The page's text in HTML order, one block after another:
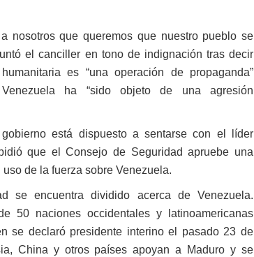
nosotros que queremos que nuestro pueblo se
el canciller en tono de indignación tras decir
es “una operación de propaganda”
ha “sido objeto de una agresión
está dispuesto a sentarse con el líder
que el Consejo de Seguridad apruebe una
de la fuerza sobre Venezuela.
se encuentra dividido acerca de Venezuela.
50 naciones occidentales y latinoamericanas
se declaró presidente interino el pasado 23 de
China y otros países apoyan a Maduro y se